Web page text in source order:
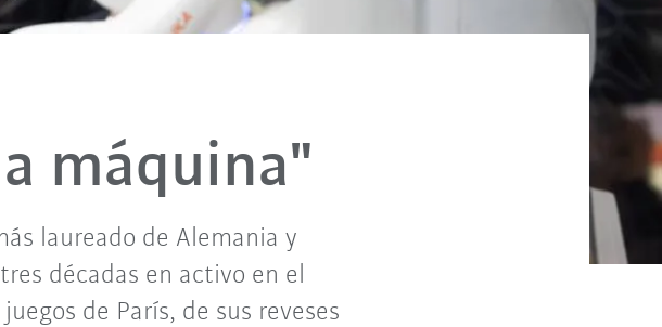
máquina"
laureado de Alemania y
décadas en activo en el
de París, de sus reveses